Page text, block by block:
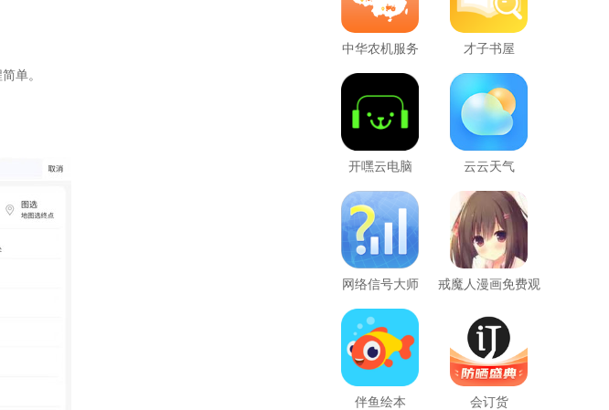
单。
中华农机服务 才子书屋
开嘿云电脑 云云天气
网络信号大师
戒魔人漫画免费观
伴鱼绘本 会订货